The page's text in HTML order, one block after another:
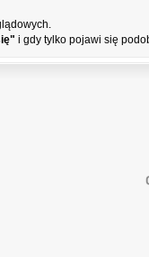
i gdy tylko pojawi się